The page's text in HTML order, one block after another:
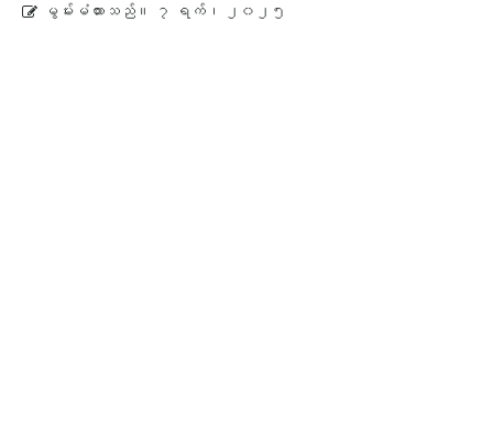
မွမ်းမံထားသည်။
၇ ရက်၊ ၂၀၂၅